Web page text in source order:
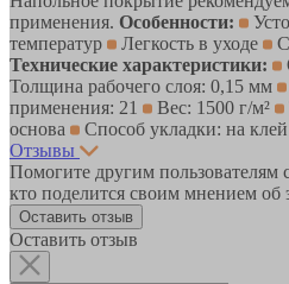
применения. Особенности:
температур
Легкость в уходе
Технические характеристики:
Толщина рабочего слоя: 0,15 мм
применения: 21
Вес: 1500 г/м²
основа
Способ укладки: на клей
Отзывы
Помогите другим
кто поделится своим мнением об
Оставить отзыв
Оставить отзыв